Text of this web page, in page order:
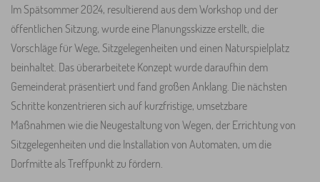
Im Spätsommer 2024, resultierend aus dem Workshop und der
öffentlichen Sitzung, wurde eine Planungsskizze erstellt, die
Vorschläge für Wege, Sitzgelegenheiten und einen Naturspielplatz
beinhaltet. Das überarbeitete Konzept wurde daraufhin dem
Gemeinderat präsentiert und fand großen Anklang. Die nächsten
Schritte konzentrieren sich auf kurzfristige, umsetzbare
Maßnahmen wie die Neugestaltung von Wegen, der Errichtung von
Sitzgelegenheiten und die Installation von Automaten, um die
Dorfmitte als Treffpunkt zu fördern.